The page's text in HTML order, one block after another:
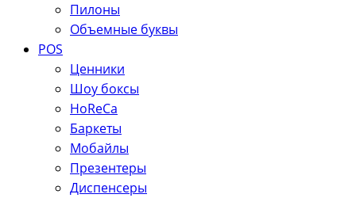
Пилоны
Объемные буквы
POS
Ценники
Шоу боксы
HoReCa
Баркеты
Мобайлы
Презентеры
Диспенсеры